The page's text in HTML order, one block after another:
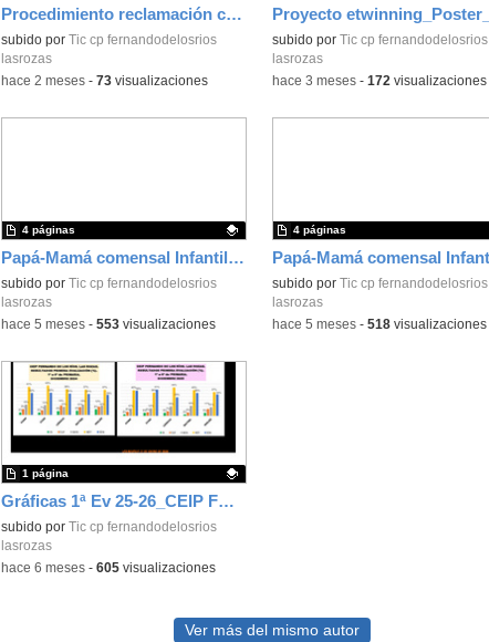
Procedimiento reclamación calificaciones finales_CEIP FDLR_Las Rozas
Contenido educativo.
subido por
Tic cp fernandodelosrios
lasrozas
-hace 2 meses- 73visualizaciones
Contenido educativo.
subido por
Tic cp fernandodelosrios
lasrozas
-hace 3 meses- 172 visualizaciones
Papá-Mamá comensal Infantil 25-26_CEIP FDLR_Las Rozas
Contenido educativo.
subido por
Tic cp fernandodelosrios
lasrozas
4 páginas
-hace 5 meses- 553visualizaciones
Contenido educativo.
subido por
Tic cp fernandodelosrios
lasrozas
4 páginas
-hace 5 meses- 518visualizaciones
Gráficas 1ª Ev 25-26_CEIP FDLR_Las Rozas
Contenido educativo.
subido por
Tic cp fernandodelosrios
lasrozas
1 página
-hace 6 meses- 605visualizaciones
Ver más del mismo autor